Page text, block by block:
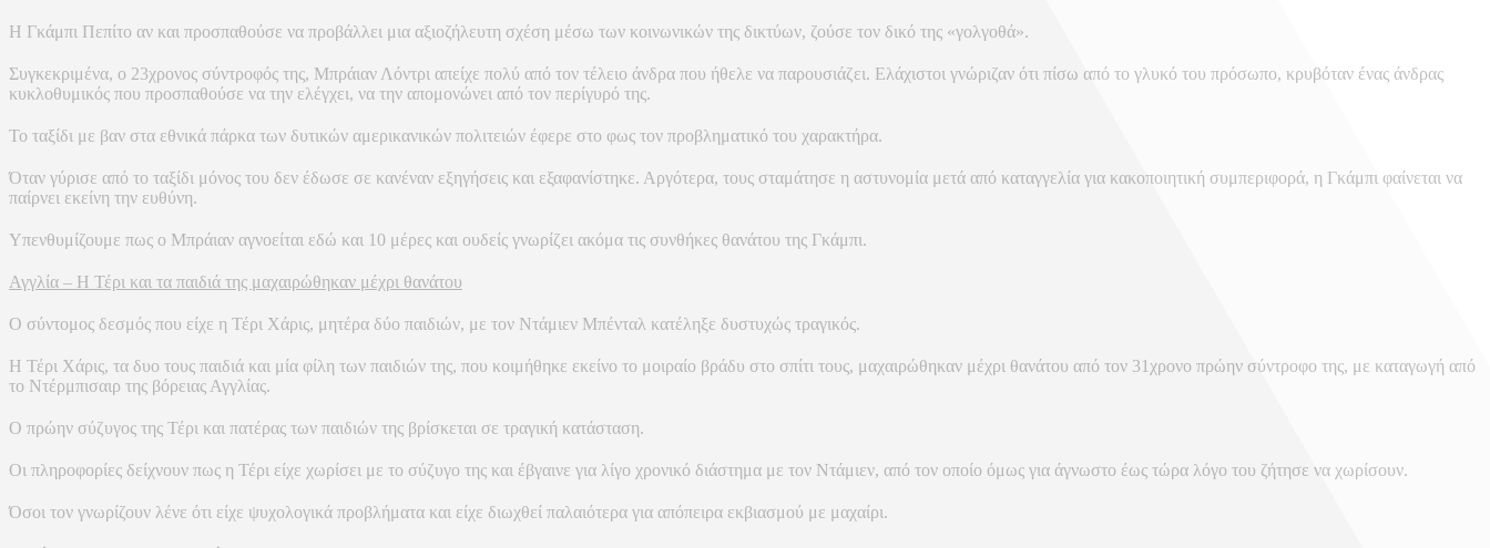
Η Γκάμπι Πεπίτο αν και προσπαθούσε να προβάλλει μια αξιοζήλευτη σχέση μέσω των κοινωνικών της δικτύων, ζούσε τον δικό της «γολγοθά».
Συγκεκριμένα, ο 23χρονος σύντροφός της, Μπράιαν Λόντρι απείχε πολύ από τον τέλειο άνδρα που ήθελε να παρουσιάζει. Ελάχιστοι γνώριζαν ότι πίσω από το γλυκό του πρόσωπο, κρυβόταν ένας άνδρας
κυκλοθυμικός που προσπαθούσε να την ελέγχει, να την απομονώνει από τον περίγυρό της.
Το ταξίδι με βαν στα εθνικά πάρκα των δυτικών αμερικανικών πολιτειών έφερε στο φως τον προβληματικό του χαρακτήρα.
Όταν γύρισε από το ταξίδι μόνος του δεν έδωσε σε κανέναν εξηγήσεις και εξαφανίστηκε. Αργότερα, τους σταμάτησε η αστυνομία μετά από καταγγελία για κακοποιητική συμπεριφορά, η Γκάμπι φαίνεται να
παίρνει εκείνη την ευθύνη.
Υπενθυμίζουμε πως ο Μπράιαν αγνοείται εδώ και 10 μέρες και ουδείς γνωρίζει ακόμα τις συνθήκες θανάτου της Γκάμπι.
Αγγλία – Η Τέρι και τα παιδιά της μαχαιρώθηκαν μέχρι θανάτου
Ο σύντομος δεσμός που είχε η Τέρι Χάρις, μητέρα δύο παιδιών, με τον Ντάμιεν Μπένταλ κατέληξε δυστυχώς τραγικός.
Η Τέρι Χάρις, τα δυο τους παιδιά και μία φίλη των παιδιών της, που κοιμήθηκε εκείνο το μοιραίο βράδυ στο σπίτι τους, μαχαιρώθηκαν μέχρι θανάτου από τον 31χρονο πρώην σύντροφο της, με καταγωγή από
το Ντέρμπισαιρ της βόρειας Αγγλίας.
Ο πρώην σύζυγος της Τέρι και πατέρας των παιδιών της βρίσκεται σε τραγική κατάσταση.
Οι πληροφορίες δείχνουν πως η Τέρι είχε χωρίσει με το σύζυγο της και έβγαινε για λίγο χρονικό διάστημα με τον Ντάμιεν, από τον οποίο όμως για άγνωστο έως τώρα λόγο του ζήτησε να χωρίσουν.
Όσοι τον γνωρίζουν λένε ότι είχε ψυχολογικά προβλήματα και είχε διωχθεί παλαιότερα για απόπειρα εκβιασμού με μαχαίρι.